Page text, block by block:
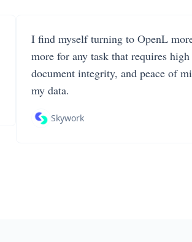
I find myself turning to OpenL
more for any task that requires high
document integrity, and peace of
my data.
Skywork